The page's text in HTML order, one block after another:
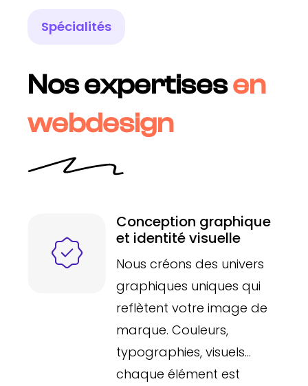
Spécialités
Nos expertisesen
webdesign
Conception graphique
et identité visuelle
Nous créons des univers
graphiques uniques qui
reflètent votre image de
marque. Couleurs,
typographies, visuels…
chaque élément est